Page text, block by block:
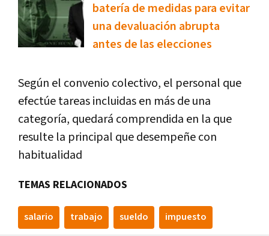
batería de medidas para evitar
una devaluación abrupta
antes de las elecciones
Según el convenio colectivo, el personal que
efectúe tareas incluidas en más de una
categoría, quedará comprendida en la que
resulte la principal que desempeñe con
habitualidad
TEMAS RELACIONADOS
salario trabajo sueldo impuesto